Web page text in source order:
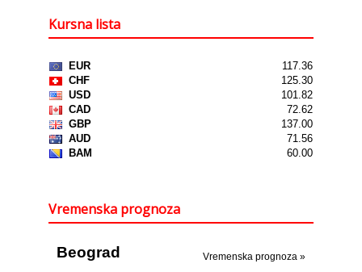
Kursna lista
Vremenska prognoza